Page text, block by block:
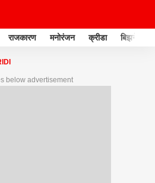
राजकारण मनोरंजन क्रीडा बिझनेस
below advertisement